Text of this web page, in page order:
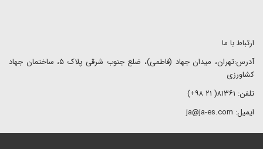
ارتباط با ما
آدرس:تهران، میدان جهاد (فاطمی)، ضلع جنوب شرقی پلاک ۵، ساختمان جهاد
کشاورزی
تلفن: ۸۱۳۶۱( ۲۱ ۹۸+)
ایمیل: ja@ja-es.com